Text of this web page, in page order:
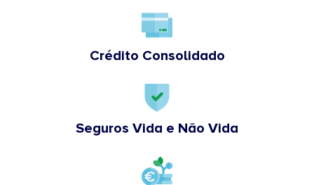
Crédito Consolidado
Seguros Vida e Não Vida